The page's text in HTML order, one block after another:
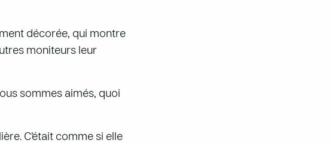
décorée, qui montre
moniteurs leur
sommes aimés, quoi
C’était comme si elle